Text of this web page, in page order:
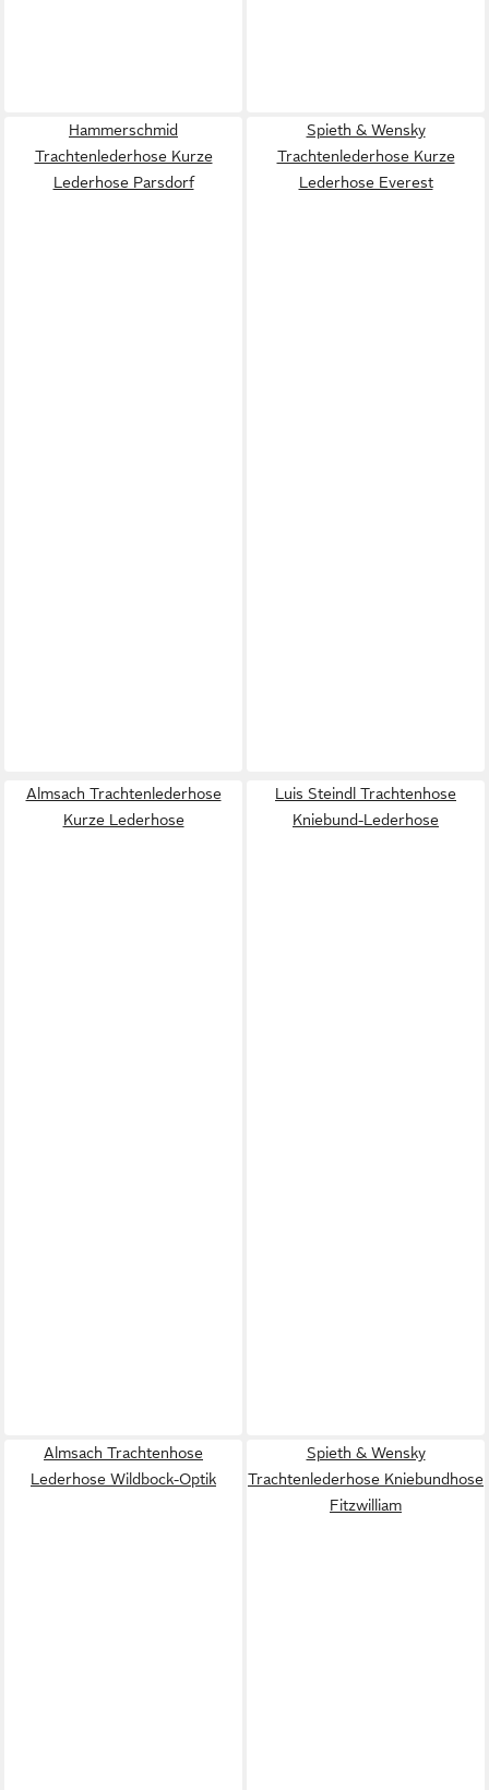
Hammerschmid
Trachtenlederhose Kurze
Lederhose Parsdorf
Spieth & Wensky
Trachtenlederhose Kurze
Lederhose Everest
Almsach Trachtenlederhose
Kurze Lederhose
Luis Steindl Trachtenhose
Kniebund-Lederhose
Almsach Trachtenhose
Lederhose Wildbock-Optik
Spieth & Wensky
Trachtenlederhose Kniebundhose
Fitzwilliam